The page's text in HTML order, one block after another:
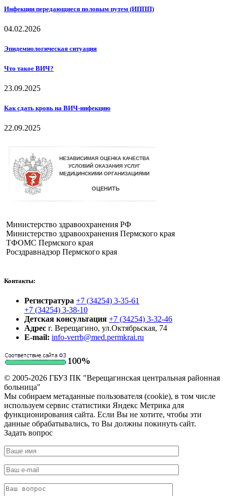
Инфекции передающиеся половым путем (ИППП)
04.02.2026
Эпидемиологическая ситуация
Что такое ВИЧ?
23.09.2025
Как сдать кровь на ВИЧ-инфекцию
22.09.2025
Министерство здравоохранения РФ
Министерство здравоохранения Пермского края
ТФОМС Пермского края
Росздравнадзор Пермского края
Контакты:
Регистратура +7 (34254) 3-35-61
+7 (34254) 3-38-10
Детская консультация +7 (34254) 3-32-46
Адрес г. Верещагино, ул.Октябрьская, 74
E-mail: info-verrb@med.permkrai.ru
© 2005-2026 ГБУЗ ПК "Верещагинская центральная районная
больница"
Мы собираем метаданные пользователя (cookie), в том числе
используем сервис статистики Яндекс Метрика для
функционирования сайта. Если Вы не хотите, чтобы эти
данные обрабатывались, то Вы должны покинуть сайт.
Задать вопрос